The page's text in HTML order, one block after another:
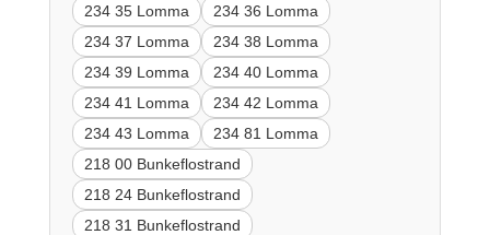
234 35 Lomma
234 36 Lomma
234 37 Lomma
234 38 Lomma
234 39 Lomma
234 40 Lomma
234 41 Lomma
234 42 Lomma
234 43 Lomma
234 81 Lomma
218 00 Bunkeflostrand
218 24 Bunkeflostrand
218 31 Bunkeflostrand